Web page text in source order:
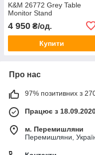
K&M 26772 Grey Table
Monitor Stand
4 950 ₴/од.
Купити
Про нас
97% позитивних з 270
Працює з
м. Перемишляни
Перемишляни,